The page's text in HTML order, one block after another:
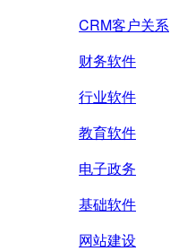
CRM客户关系
财务软件
行业软件
教育软件
电子政务
基础软件
网站建设